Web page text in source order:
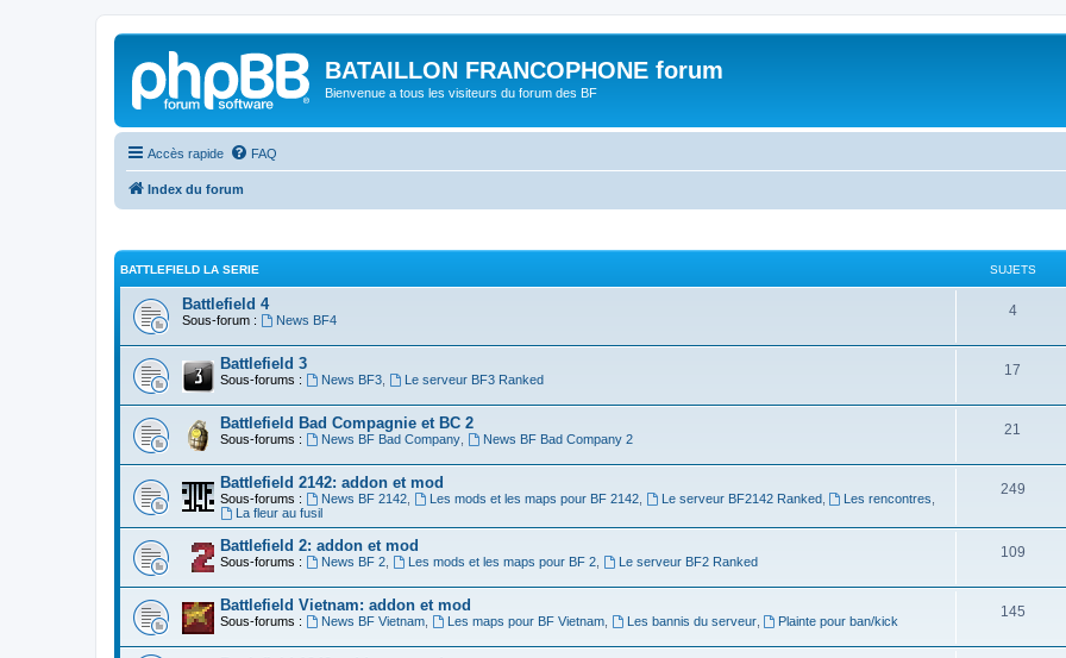
BATAILLON FRANCOPHONE forum
Bienvenue a tous les visiteurs du forum des BF
Accès rapide FAQ
Index du forum
BATTLEFIELD LA SERIE SUJETS
Battlefield 4
Sous-forum : News BF4
4
Battlefield 3
Sous-forums : News BF3, Le serveur BF3 Ranked
17
Battlefield Bad Compagnie et BC 2
Sous-forums : News BF Bad Company, News BF Bad Company 2
21
Battlefield 2142: addon et mod
Sous-forums : News BF 2142, Les mods et les maps pour BF 2142, Le serveur BF2142 Ranked, Les rencontres
La fleur au fusil
249
Battlefield 2: addon et mod
Sous-forums : News BF 2, Les mods et les maps pour BF 2, Le serveur BF2 Ranked
109
Battlefield Vietnam: addon et mod
Sous-forums : News BF Vietnam, Les maps pour BF Vietnam, Les bannis du serveur, Plainte pour ban/kick
145